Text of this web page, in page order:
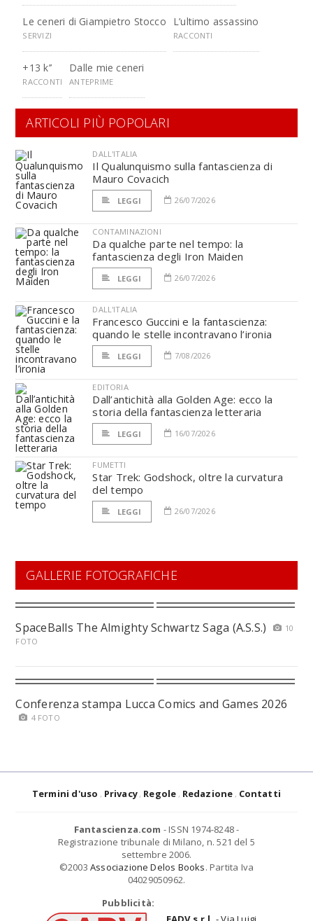
Le ceneri di Giampietro Stocco
SERVIZI
L’ultimo assassino
RACCONTI
+13 k’’
RACCONTI
Dalle mie ceneri
ANTEPRIME
ARTICOLI PIÙ POPOLARI
DALL'ITALIA
Il Qualunquismo sulla fantascienza di
Mauro Covacich
LEGGI 26/07/2026
CONTAMINAZIONI
Da qualche parte nel tempo: la
fantascienza degli Iron Maiden
LEGGI 26/07/2026
DALL'ITALIA
Francesco Guccini e la fantascienza:
quando le stelle incontravano l’ironia
LEGGI 7/08/2026
EDITORIA
Dall’antichità alla Golden Age: ecco la
storia della fantascienza letteraria
LEGGI 16/07/2026
FUMETTI
Star Trek: Godshock, oltre la curvatura
del tempo
LEGGI 26/07/2026
GALLERIE FOTOGRAFICHE
SpaceBalls The Almighty Schwartz Saga (A.S.S.)
10
FOTO
Conferenza stampa Lucca Comics and Games 2026
4 FOTO
Termini d'uso Privacy Regole Redazione Contatti
Fantascienza.com - ISSN 1974-8248 -
Registrazione tribunale di Milano, n. 521 del 5
settembre 2006.
©2003 Associazione Delos Books. Partita Iva
04029050962.
Pubblicità: